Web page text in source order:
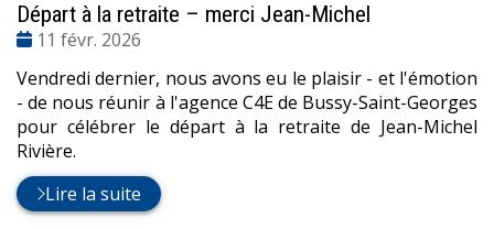
Départ à la retraite – merci Jean-Michel
Date
11 févr. 2026
Vendredi dernier, nous avons eu le plaisir - et l'émotion
- de nous réunir à l'agence C4E de Bussy-Saint-Georges
pour célébrer le départ à la retraite de Jean-Michel
Rivière.
Lire la suite